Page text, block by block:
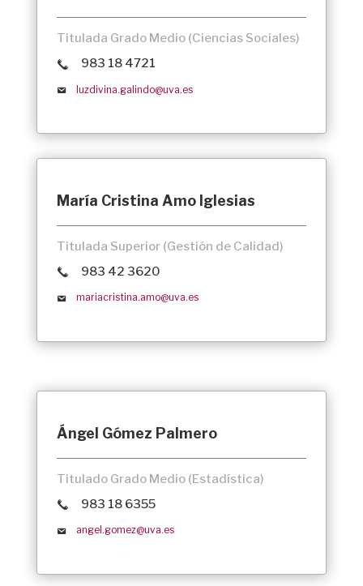
Titulada Grado Medio (Ciencias Sociales)
983 18 4721
luzdivina.galindo@uva.es
María Cristina Amo Iglesias
Titulada Superior (Gestión de Calidad)
983 42 3620
mariacristina.amo@uva.es
Ángel Gómez Palmero
Titulado Grado Medio (Estadística)
983 18 6355
angel.gomez@uva.es